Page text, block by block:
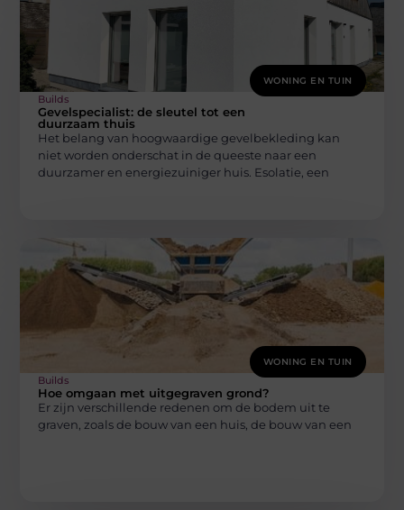
WONING EN TUIN
Builds
Gevelspecialist: de sleutel tot een
duurzaam thuis
Het belang van hoogwaardige gevelbekleding kan
niet worden onderschat in de queeste naar een
duurzamer en energiezuiniger huis. Esolatie, een
WONING EN TUIN
Builds
Hoe omgaan met uitgegraven grond?
Er zijn verschillende redenen om de bodem uit te
graven, zoals de bouw van een huis, de bouw van een